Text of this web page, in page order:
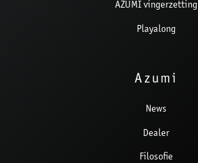
AZUMI vingerzetting
Playalong
Azumi
News
Dealer
Filosofie